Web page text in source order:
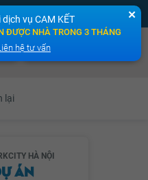
Đăng ký Đăng nhập
Cho thuê nhà nhanh
lại
HÀ NỘI
ÁN
✕
dịch vụ CAM KẾT
ĐƯỢC NHÀ TRONG 3 THÁNG
hệ tư vấn